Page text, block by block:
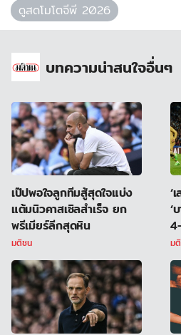
ดูสดโมโตจีพี 2026
บทความน่าสนใจอื่นๆ
เป๊ปพอใจลูกทีมสู้สุดใจแบ่ง
แต้มนิวคาสเซิลสำเร็จ ยก
พรีเมียร์ลีกสุดหิน
มติชน
‘
‘
ม